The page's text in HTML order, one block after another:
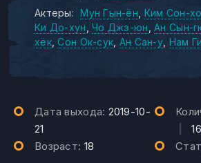
Актеры:
Мун Гын-ён Ким Сон-хо
Ки До-хун Чо Джэ-юн Ан Сын-
хёк Сон Ок-сук Ан Сан-у Нам
Дата выхода: 2019-10-
21
|
Возраст: 18